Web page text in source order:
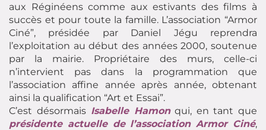
aux Réginéens comme aux estivants des films à
succès et pour toute la famille. L’association “Armor
Ciné”, présidée par Daniel Jégu reprendra
l’exploitation au début des années 2000, soutenue
par la mairie. Propriétaire des murs, celle-ci
n’intervient pas dans la programmation que
l’association affine année après année, obtenant
ainsi la qualification “Art et Essai”.
C’est désormais Isabelle Hamon qui, en tant que
présidente actuelle de l’association Armor Ciné,